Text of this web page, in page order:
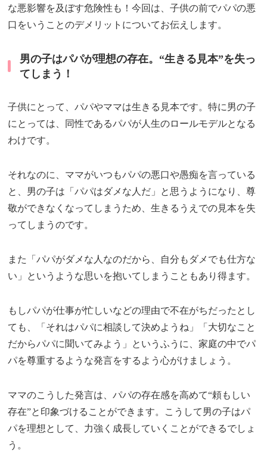
な悪影響を及ぼす危険性も！今回は、子供の前でパパの悪
口をいうことのデメリットについてお伝えします。
男の子はパパが理想の存在。“生きる見本”を失っ
てしまう！
子供にとって、パパやママは生きる見本です。特に男の子
にとっては、同性であるパパが人生のロールモデルとなる
わけです。
それなのに、ママがいつもパパの悪口や愚痴を言っている
と、男の子は「パパはダメな人だ」と思うようになり、尊
敬ができなくなってしまうため、生きるうえでの見本を失
ってしまうのです。
また「パパがダメな人なのだから、自分もダメでも仕方な
い」というような思いを抱いてしまうこともあり得ます。
もしパパが仕事が忙しいなどの理由で不在がちだったとし
ても、「それはパパに相談して決めようね」「大切なこと
だからパパに聞いてみよう」というふうに、家庭の中でパ
パを尊重するような発言をするよう心がけましょう。
ママのこうした発言は、パパの存在感を高めて“頼もしい
存在”と印象づけることができます。こうして男の子はパ
パを理想として、力強く成長していくことができるでしょ
う。